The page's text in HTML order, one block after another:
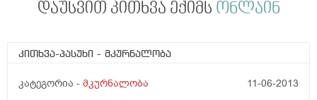
დაუსვით კითხვა ექიმს ონლაინ
კითხვა-პასუხი - მკურნალობა
კატეგორია - მკურნალობა 11-06-2013